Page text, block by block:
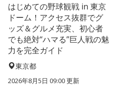
はじめての野球観戦 in 東京
ドーム！アクセス抜群でグ
ッズ＆グルメ充実、初心者
でも絶対“ハマる”巨人戦の魅
力を完全ガイド
東京都
2026年8月5日 09:00更新